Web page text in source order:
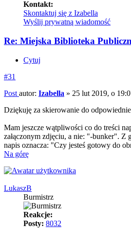
Kontakt:
Skontaktuj się z Izabella
Wyślij prywatną wiadomość
Re: Miejska Biblioteka
Cytuj
#31
Post autor: Izabella » 25 lut 2019, o
Dziękuję za skierowanie do
Mam jeszcze wątpliwości co do treści
załączonym zdjęciu, a nie: "-bunker". Z
napis oznacza: "Czy jesteś gotowy do
Na górę
LukaszB
Burmistrz
Reakcje:
Posty: 8032